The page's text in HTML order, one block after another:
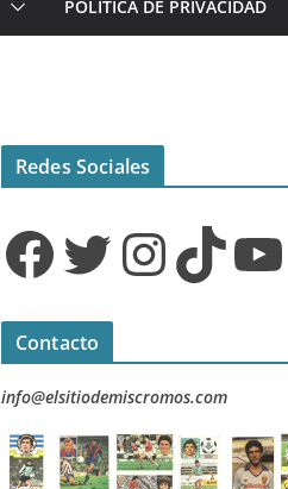
POLÍTICA DE PRIVACIDAD
Redes Sociales
Facebook Twitter InstagramTikTok YouTube
Contacto
info@elsitiodemiscromos.com